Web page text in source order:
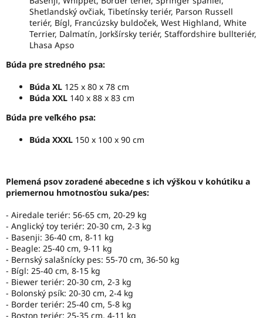
Shetlandský ovčiak, Tibetínsky teriér, Parson Russell
teriér, Bígl, Francúzsky buldoček, West Highland, White
Terrier, Dalmatín, Jorkšírsky teriér, Staffordshire bullteriér,
Lhasa Apso
Búda pre stredného psa:
Búda XL 125 x 80 x 78 cm
Búda XXL 140 x 88 x 83 cm
Búda pre veľkého psa:
Búda XXXL 150 x 100 x 90 cm
Plemená psov zoradené abecedne s ich výškou v kohútiku a
priemernou hmotnosťou suka/pes:
- Airedale teriér: 56-65 cm, 20-29 kg
- Anglický toy teriér: 20-30 cm, 2-3 kg
- Basenji: 36-40 cm, 8-11 kg
- Beagle: 25-40 cm, 9-11 kg
- Bernský salašnícky pes: 55-70 cm, 36-50 kg
- Bígl: 25-40 cm, 8-15 kg
- Biewer teriér: 20-30 cm, 2-3 kg
- Bolonský psík: 20-30 cm, 2-4 kg
- Border teriér: 25-40 cm, 5-8 kg
- Boston teriér: 25-35 cm, 4-11 kg